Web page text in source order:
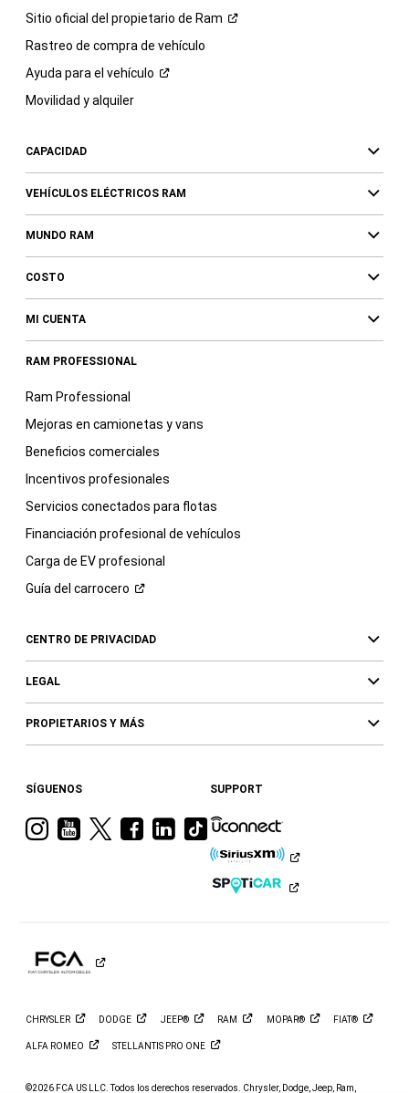
Sitio oficial del propietario de Ram
Rastreo de compra de vehículo
Ayuda para el vehículo
Movilidad y alquiler
CAPACIDAD
VEHÍCULOS ELÉCTRICOS RAM
MUNDO RAM
COSTO
MI CUENTA
RAM PROFESSIONAL
Ram Professional
Mejoras en camionetas y vans
Beneficios comerciales
Incentivos profesionales
Servicios conectados para flotas
Financiación profesional de vehículos
Carga de EV profesional
Guía del carrocero
CENTRO DE PRIVACIDAD
LEGAL
PROPIETARIOS Y MÁS
SÍGUENOS
VisitaVisitaVisitaVisitaVisita
Ram
Visita
a
Ram
en
SUPPORT
CHRYSLER DODGE JEEP® RAM MOPAR® FIAT®
ALFA ROMEO STELLANTIS PRO ONE
©2026 FCA US LLC. Todos los derechos reservados. Chrysler, Dodge, Jeep, Ram,